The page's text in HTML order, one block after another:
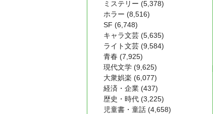
ミステリー (5,378)
ホラー (8,516)
SF (6,748)
キャラ文芸 (5,635)
ライト文芸 (9,584)
青春 (7,925)
現代文学 (9,625)
大衆娯楽 (6,077)
経済・企業 (437)
歴史・時代 (3,225)
児童書・童話 (4,658)